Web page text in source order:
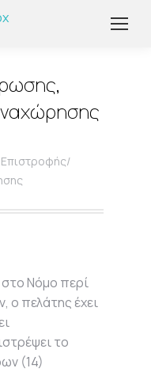
Επιστροφής/
Νόμο περί
ο πελάτης έχει
το
(14)